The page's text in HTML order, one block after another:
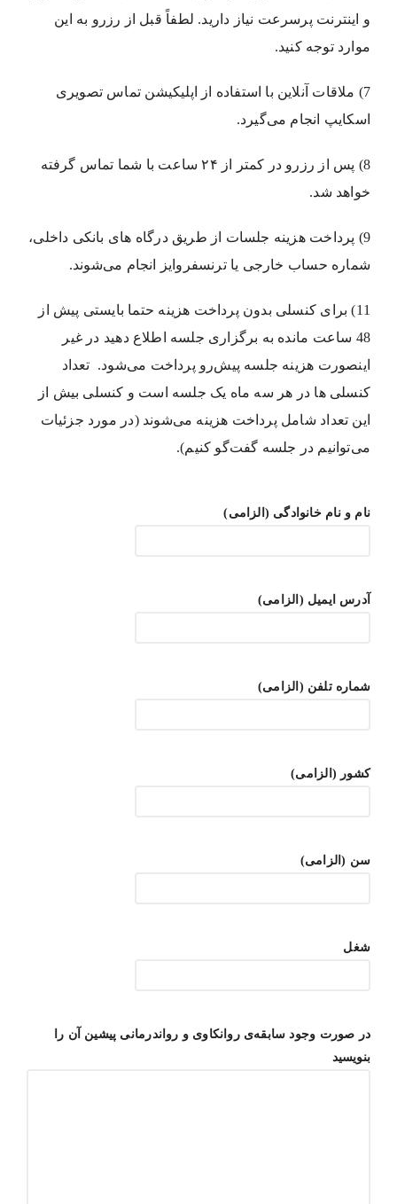
و اینترنت پرسرعت نیاز دارید. لطفاً قبل از رزرو به این
موارد توجه کنید.
7) ملاقات آنلاین با استفاده از اپلیکیشن تماس تصویری
اسکایپ انجام می‌گیرد.
8) پس از رزرو در کمتر از ۲۴ ساعت با شما تماس گرفته
خواهد شد.
9) پرداخت هزینه جلسات از طریق درگاه های بانکی داخلی،
شماره حساب خارجی یا ترنسفروایز انجام می‌شوند.
11) برای کنسلی بدون پرداخت هزینه حتما بایستی پیش از
48 ساعت مانده به برگزاری جلسه اطلاع دهید در غیر
اینصورت هزینه جلسه پیش‌رو پرداخت می‌شود. تعداد
کنسلی ها در هر سه ماه یک جلسه است و کنسلی بیش از
این تعداد شامل پرداخت هزینه می‌شوند (در مورد جزئیات
می‌توانیم در جلسه گفت‌گو کنیم).
نام و نام خانوادگی (الزامی)
آدرس ایمیل (الزامی)
شماره تلفن (الزامی)
کشور (الزامی)
سن (الزامی)
شغل
در صورت وجود سابقه‌ی روانکاوی و رواندرمانی پیشین آن را
بنویسید